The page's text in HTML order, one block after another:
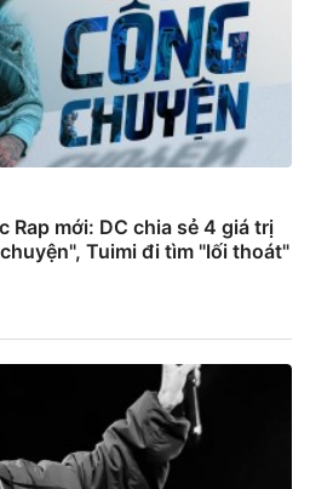
Rap mới: DC chia sẻ 4 giá trị
Tuimi đi tìm "lối thoát"